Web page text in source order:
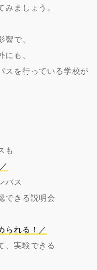
ましょう。
で、
も、
スを行っている学校が
も
パス
できる説明会
られる！／
、実験できる